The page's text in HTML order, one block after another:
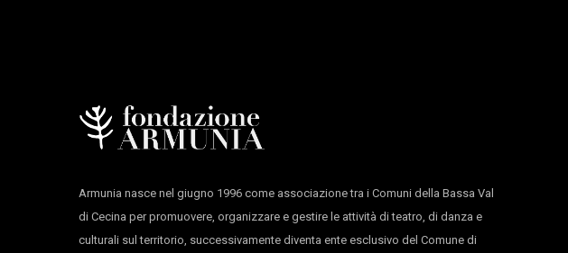
Armunia nasce nel giugno 1996 come associazione tra i Comuni della Bassa Val
di Cecina per promuovere, organizzare e gestire le attività di teatro, di danza e
culturali sul territorio, successivamente diventa ente esclusivo del Comune di